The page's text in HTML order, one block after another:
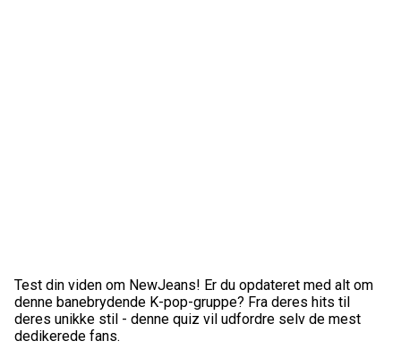
Test din viden om NewJeans! Er du opdateret med alt om
denne banebrydende K-pop-gruppe? Fra deres hits til
deres unikke stil - denne quiz vil udfordre selv de mest
dedikerede fans.